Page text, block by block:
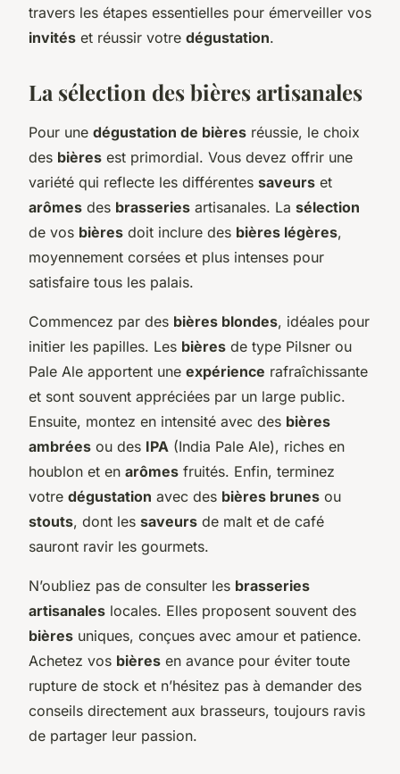
travers les étapes essentielles pour émerveiller vos
invités et réussir votre dégustation.
La sélection des bières artisanales
Pour une dégustation de bières réussie, le choix
des bières est primordial. Vous devez offrir une
variété qui reflecte les différentes saveurs et
arômes des brasseries artisanales. La sélection
de vos bières doit inclure des bières légères,
moyennement corsées et plus intenses pour
satisfaire tous les palais.
Commencez par des bières blondes, idéales pour
initier les papilles. Les bières de type Pilsner ou
Pale Ale apportent une expérience rafraîchissante
et sont souvent appréciées par un large public.
Ensuite, montez en intensité avec des bières
ambrées ou des IPA (India Pale Ale), riches en
houblon et en arômes fruités. Enfin, terminez
votre dégustation avec des bières brunes ou
stouts, dont les saveurs de malt et de café
sauront ravir les gourmets.
N’oubliez pas de consulter les brasseries
artisanales locales. Elles proposent souvent des
bières uniques, conçues avec amour et patience.
Achetez vos bières en avance pour éviter toute
rupture de stock et n’hésitez pas à demander des
conseils directement aux brasseurs, toujours ravis
de partager leur passion.